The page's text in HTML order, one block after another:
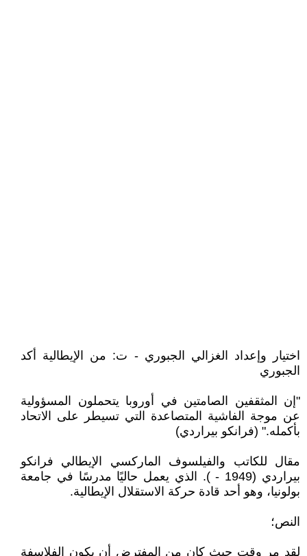
اختيار وإعداد الغزالي الجبوري - ت: من الإيطالية أكد
الجبوري
"إن المثقفين الصامتين في أوروبا يتحملون المسؤولية
عن موجة الفاشية المتصاعدة التي تسيطر على الاتحاد
بأكمله." (فرانكو بيراردي)
مقال للكاتب والفيلسوف الماركسي الإيطالي فرانكو
بيراردي (1949 - ). الذي يعمل حاليًا مدرسًا في جامعة
بولونيا، وهو أحد قادة حركة الاستقلال الإيطالية.
النص؛
لقد مر وقت حيث كان من المفترض أن يكون الفلاسفة